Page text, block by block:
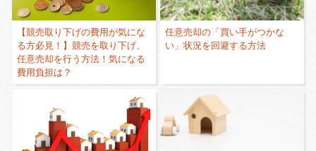
【競売取り下げの費用が気にな
る方必見！】競売を取り下げ、
任意売却を行う方法！気になる
費用負担は？
任意売却の「買い手がつかな
い」状況を回避する方法